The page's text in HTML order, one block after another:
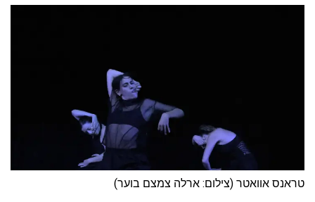
טראנס אוואטר (צילום: ארלה צמצם בוער)